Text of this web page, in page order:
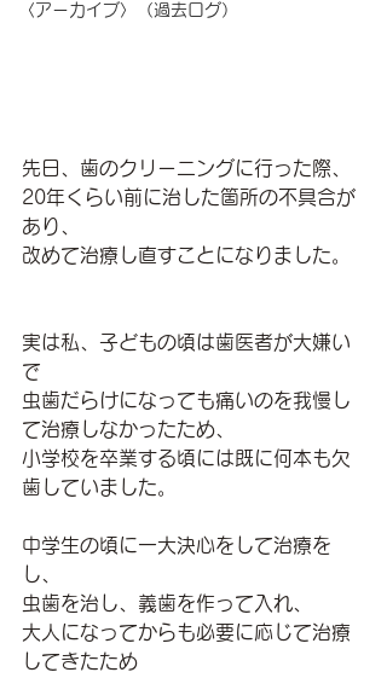
〈アーカイブ〉（過去ログ）
先日、歯のクリーニングに行った際、
20年くらい前に治した箇所の不具合が
あり、
改めて治療し直すことになりました。
実は私、子どもの頃は歯医者が大嫌い
で
虫歯だらけになっても痛いのを我慢し
て治療しなかったため、
小学校を卒業する頃には既に何本も欠
歯していました。
中学生の頃に一大決心をして治療を
し、
虫歯を治し、義歯を作って入れ、
大人になってからも必要に応じて治療
してきたため